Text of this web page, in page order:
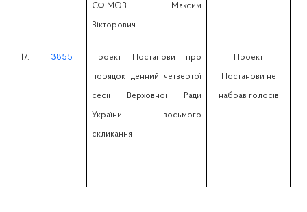
ЄФІМОВ Максим
Вікторович
17. 3855 Проект Постанови про
порядок денний четвертої
сесії Верховної Ради
України восьмого
скликання
Проект
Постанови не
набрав голосів